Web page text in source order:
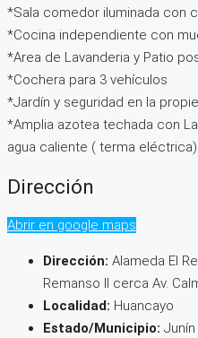
*Sala comedor iluminada con
*Cocina independiente con
*Area de Lavanderia y Patio
*Cochera para 3 vehículos
*Jardín y seguridad en la
*Amplia azotea techada con
agua caliente ( terma eléctrica)
Dirección
Abrir en google maps
Dirección: Alameda El
Remanso II cerca Av.
Localidad: Huancayo
Estado/Municipio: Junín